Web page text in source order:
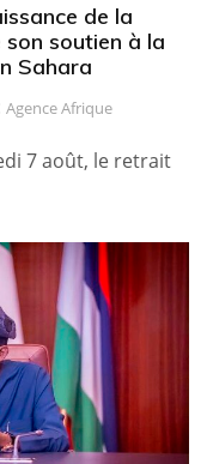
de la
soutien à la
Sahara
Agence Afrique
7 août, le retrait